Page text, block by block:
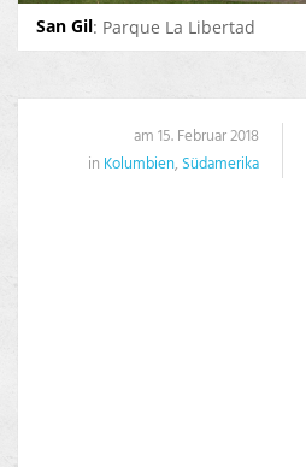
San Gil: Parque La Libertad
am 15. Februar 2018
in Kolumbien, Südamerika